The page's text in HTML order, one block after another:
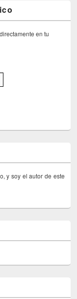
en tu
y soy el autor de este